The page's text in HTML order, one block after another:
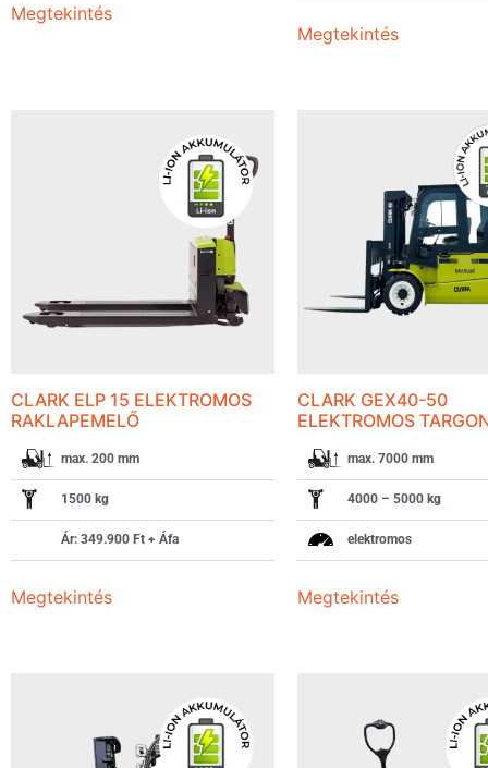
Megtekintés
Megtekintés
CLARK ELP 15 ELEKTROMOS
RAKLAPEMELŐ
max. 200 mm
1500 kg
Ár: 349.900 Ft + Áfa
Megtekintés
CLARK GEX40-50
ELEKTROMOS
max. 7000 mm
4000 – 5000 kg
elektromos
Megtekintés